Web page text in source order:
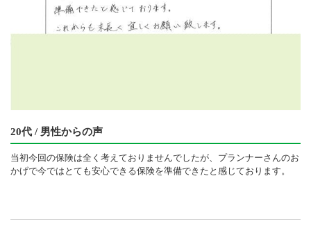
20代 / 男性からの声
当初今回の保険は全く考えておりませんでしたが、プランナーさんのお
かげで今ではとても安心できる保険を準備できたと感じております。